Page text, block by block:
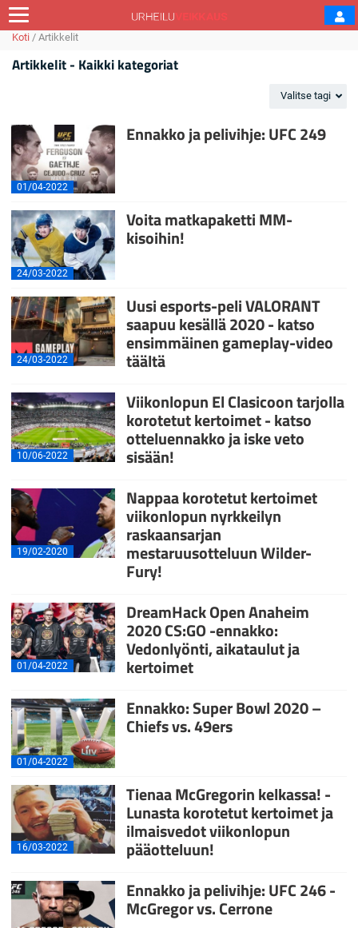
Koti / Artikkelit
Artikkelit - Kaikki kategoriat
Valitse tagi
01/04-2022
Ennakko ja pelivihje: UFC 249
24/03-2022
Voita matkapaketti MM-
kisoihin!
24/03-2022
Uusi esports-peli VALORANT
saapuu kesällä 2020 - katso
ensimmäinen gameplay-video
täältä
10/06-2022
Viikonlopun El Clasicoon tarjolla
korotetut kertoimet - katso
otteluennakko ja iske veto
sisään!
19/02-2020
Nappaa korotetut kertoimet
viikonlopun nyrkkeilyn
raskaansarjan
mestaruusotteluun Wilder-
Fury!
01/04-2022
DreamHack Open Anaheim
2020 CS:GO -ennakko:
Vedonlyönti, aikataulut ja
kertoimet
01/04-2022
Ennakko: Super Bowl 2020 –
Chiefs vs. 49ers
16/03-2022
Tienaa McGregorin kelkassa! -
Lunasta korotetut kertoimet ja
ilmaisvedot viikonlopun
pääotteluun!
Ennakko ja pelivihje: UFC 246 -
McGregor vs. Cerrone